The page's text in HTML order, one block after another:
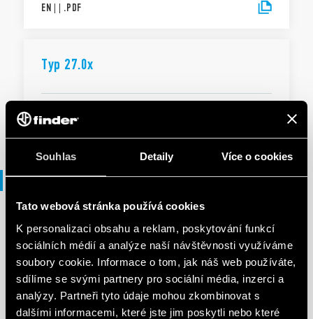
Souhlas Detaily Více o cookies
Tato webová stránka používá cookies
K personalizaci obsahu a reklam, poskytování funkcí
sociálních médií a analýze naší návštěvnosti využíváme
soubory cookie. Informace o tom, jak náš web používáte,
sdílíme se svými partnery pro sociální média, inzerci a
analýzy. Partneři tyto údaje mohou zkombinovat s
dalšími informacemi, které jste jim poskytli nebo které
EN | | .PDF
Typ 27.0x
SK|289 KB
Brožura
BROŽURA
Lighting management
EN|